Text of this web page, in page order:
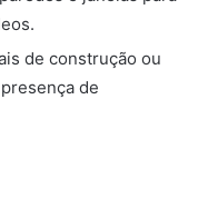
de construção ou
de